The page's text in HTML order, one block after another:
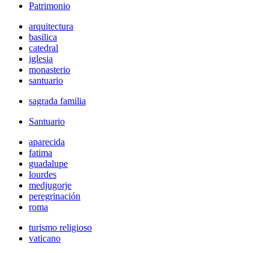
Patrimonio
arquitectura
basilica
catedral
iglesia
monasterio
santuario
sagrada familia
Santuario
aparecida
fatima
guadalupe
lourdes
medjugorje
peregrinación
roma
turismo religioso
vaticano